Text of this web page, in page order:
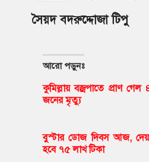
সৈয়দ বদরুদ্দোজা টিপু
আরো পড়ুনঃ
কুমিল্লায় বজ্রপাতে প্রাণ গেল
জনের মৃত্যু
বুস্টার ডোজ দিবস আজ,
হবে ৭৫ লাখ টিকা